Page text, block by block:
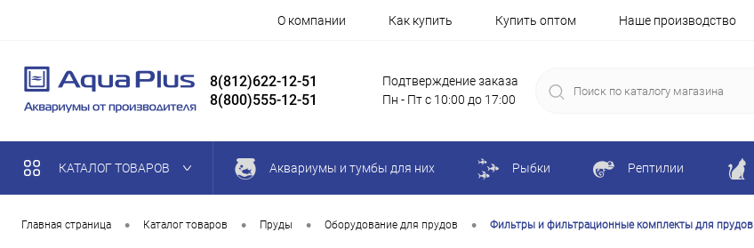
О компании Как купить Купить оптом Наше производство
8(812)622-12-51
8(800)555-12-51
Подтверждение заказа
Пн - Пт с 10:00 до 17:00
КАТАЛОГ ТОВАРОВ Аквариумы и тумбы для них Рыбки Рептилии
Главная страница • Каталог товаров • Пруды • Оборудование для прудов • Фильтры и фильтрационные комплекты для прудов